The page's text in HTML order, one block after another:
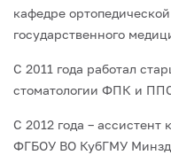
кафедре
государственного
С 2011 года работал
стоматологии ФПК и
С 2012 года –
ФГБОУ ВО КубГМУ